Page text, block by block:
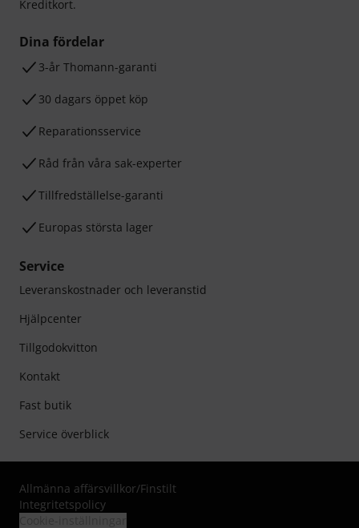
Kreditkort.
Dina fördelar
3-år Thomann-garanti
30 dagars öppet köp
Reparationsservice
Råd från våra sak-experter
Tillfredställelse-garanti
Europas största lager
Service
Leveranskostnader och leveranstid
Hjälpcenter
Tillgodokvitton
Kontakt
Fast butik
Service överblick
Allmänna affärsvillkor/Finstilt
Integritetspolicy